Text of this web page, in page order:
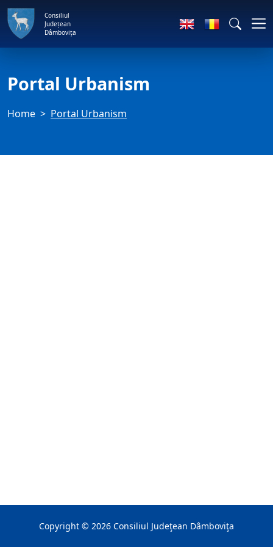
Consiliul
Județean
Dâmbovița
Portal Urbanism
Home Portal Urbanism
Copyright © 2026 Consiliul Judeţean Dâmboviţa